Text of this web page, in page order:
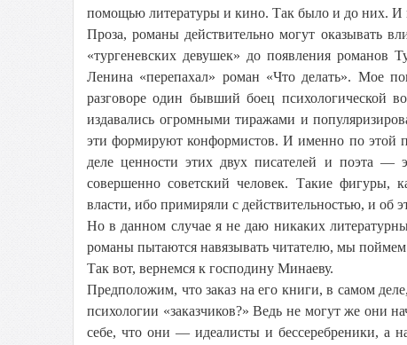
помощью литературы и кино. Так было и до них. И
Проза, романы действительно могут оказывать
«тургеневских девушек» до появления романов
Ленина «перепахал» роман «Что делать». Мое
разговоре один бывший боец
издавались огромными тиражами и
эти формируют конформистов. И именно по этой
деле ценности этих двух писателей и поэта
совершенно советский человек. Такие фигуры,
власти, ибо примиряли с действительностью, и об
Но в данном случае я не даю никаких
романы пытаются навязывать читателю, мы
Так вот, вернемся к господину Минаеву.
Предположим, что заказ на его книги, в самом
психологии «заказчиков?» Ведь не могут же они
себе, что они — идеалисты и бессеребреники, а